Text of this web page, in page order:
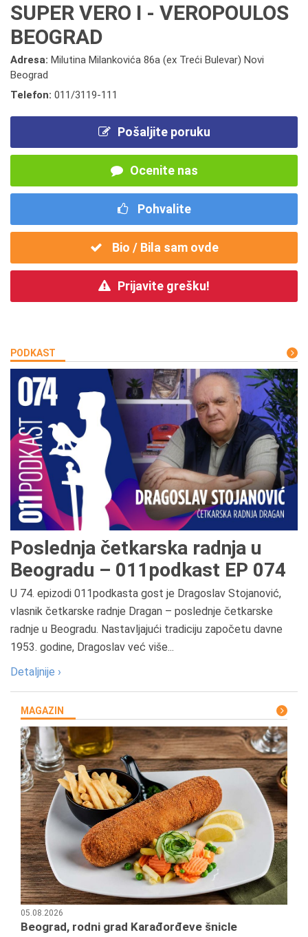
SUPER VERO I - VEROPOULOS
BEOGRAD
Adresa: Milutina Milankovića 86a (ex Treći Bulevar) Novi
Beograd
Telefon: 011/3119-111
Pošaljite poruku
Ocenite nas
Pohvalite
Bio / Bila sam ovde
Prijavite grešku!
PODKAST
Poslednja četkarska radnja u
Beogradu – 011podkast EP 074
U 74. epizodi 011podkasta gost je Dragoslav Stojanović,
vlasnik četkarske radnje Dragan – poslednje četkarske
radnje u Beogradu. Nastavljajući tradiciju započetu davne
1953. godine, Dragoslav već više...
Detaljnije ›
MAGAZIN
05.08.2026
Beograd, rodni grad Karađorđeve šnicle